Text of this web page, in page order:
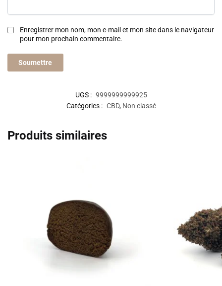
Enregistrer mon nom, mon e-mail et mon site dans le navigateur
pour mon prochain commentaire.
UGS : 9999999999925
Catégories : CBD, Non classé
Produits similaires